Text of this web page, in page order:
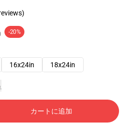
-20%
16x24in 18x24in
カートに追加